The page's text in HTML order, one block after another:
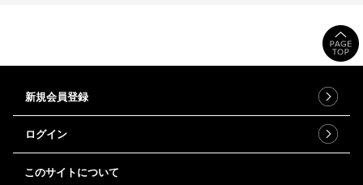
新規会員登録
ログイン
このサイトについて